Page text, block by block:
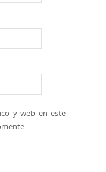
y web en este